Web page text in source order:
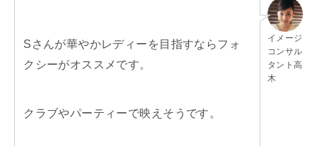
イメージ
コンサル
タント高
木
Sさんが華やかレディーを目指すならフォ
クシーがオススメです。
クラブやパーティーで映えそうです。